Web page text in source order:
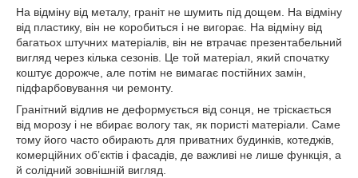
На відміну від металу, граніт не шумить під дощем. На відміну
від пластику, він не коробиться і не вигорає. На відміну від
багатьох штучних матеріалів, він не втрачає презентабельний
вигляд через кілька сезонів. Це той матеріал, який спочатку
коштує дорожче, але потім не вимагає постійних замін,
підфарбовування чи ремонту.
Гранітний відлив не деформується від сонця, не тріскається
від морозу і не вбирає вологу так, як пористі матеріали. Саме
тому його часто обирають для приватних будинків, котеджів,
комерційних об’єктів і фасадів, де важливі не лише функція, а
й солідний зовнішній вигляд.